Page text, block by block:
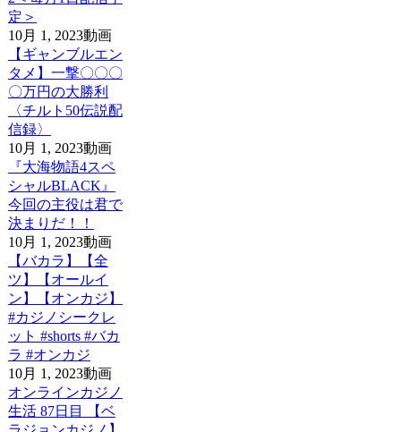
定＞
10月 1, 2023動画
【ギャンブルエン
タメ】一撃〇〇〇
〇万円の大勝利
〈チルト50伝説配
信録〉
10月 1, 2023動画
『大海物語4スペ
シャルBLACK』
今回の主役は君で
決まりだ！！
10月 1, 2023動画
【バカラ】【全
ツ】【オールイ
ン】【オンカジ】
#カジノシークレ
ット #shorts #バカ
ラ #オンカジ
10月 1, 2023動画
オンラインカジノ
生活 87日目 【ベ